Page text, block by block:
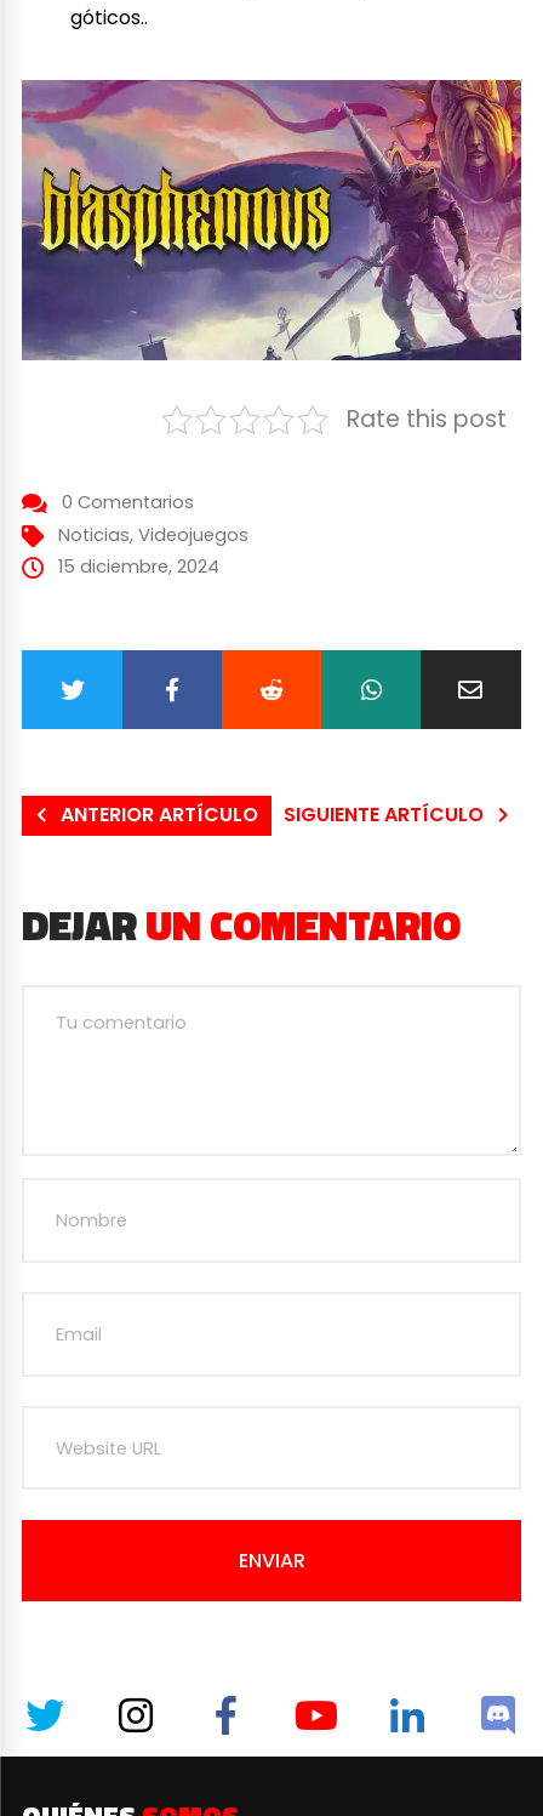
góticos..
Rate this post
0 Comentarios
Noticias, Videojuegos
15 diciembre, 2024
ANTERIOR ARTÍCULO SIGUIENTE ARTÍCULO
DEJARUN COMENTARIO
ENVIAR